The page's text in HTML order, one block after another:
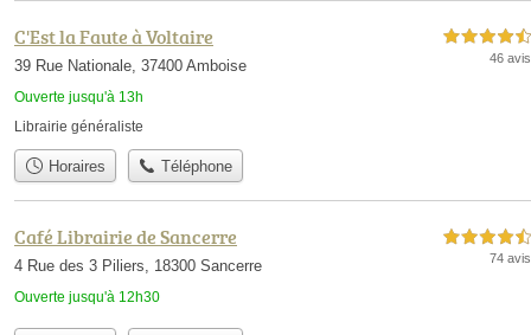
C'Est la Faute à Voltaire
39 Rue Nationale, 37400 Amboise
Ouverte jusqu'à 13h
4,5 étoiles sur 5
46 avis
Librairie généraliste
Horaires Téléphone
Café Librairie de Sancerre
4 Rue des 3 Piliers, 18300 Sancerre
Ouverte jusqu'à 12h30
4,5 étoiles sur 5
74 avis